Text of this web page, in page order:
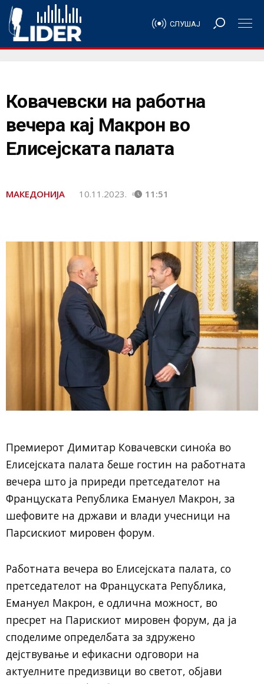
СЛУШАЈ
Ковачевски на работна
вечера кај Макрон во
Елисејската палата
МАКЕДОНИЈА 10.11.2023. 11:51
Премиерот Димитар Ковачевски синоќа во
Елисејската палата беше гостин на работната
вечера што ја приреди претседателот на
Француската Република Емануел Макрон, за
шефовите на држави и влади учесници на
Парсискиот мировен форум.
Работната вечера во Елисејската палата, со
претседателот на Француската Република,
Емануел Макрон, е одлична можност, во
пресрет на Парискиот мировен форум, да ја
споделиме определбата за здружено
дејствување и ефикасни одговори на
актуелните предизвици во светот, објави